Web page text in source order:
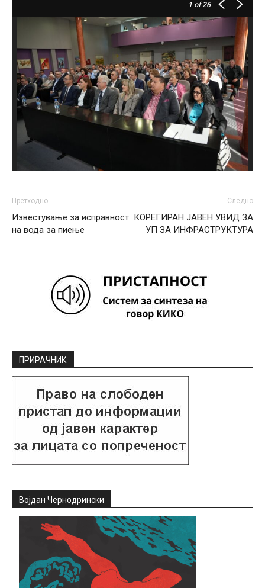
1 of 26
Претходно
Известување за исправност
на вода за пиење
Следно
КОРЕГИРАН ЈАВЕН УВИД ЗА
УП ЗА ИНФРАСТРУКТУРА
ПРИРАЧНИК
Војдан Чернодрински